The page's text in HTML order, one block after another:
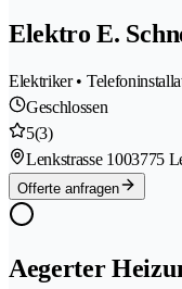
Elektro E.
Elektriker •
Geschlossen
5(3)
Lenkstrasse 1003775
Offerte anfragen
Aegerter